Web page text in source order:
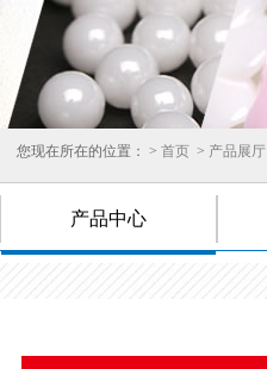
您现在所在的位置： > 首页 > 产品展厅
产品中心